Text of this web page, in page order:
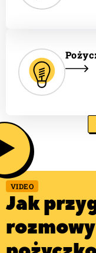
VIDEO
Jak